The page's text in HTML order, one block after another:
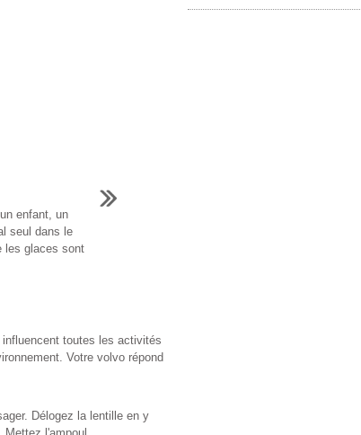
enfant, un
seul dans le
les glaces sont
toutes les activités
Votre volvo répond
Délogez la lentille en y